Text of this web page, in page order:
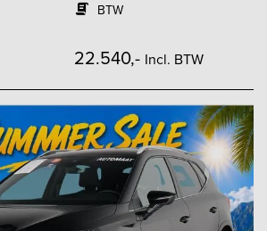
BTW
22.540,- Incl. BTW